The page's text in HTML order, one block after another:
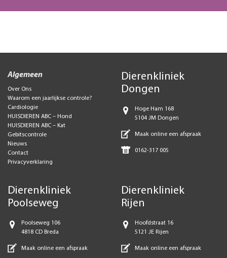
Algemeen
Over Ons
Waarom een jaarlijkse controle?
Cardiologie
HUISDIEREN ABC – Hond
HUISDIEREN ABC – Kat
Gebitscontrole
Nieuws
Contact
Privacyverklaring
Dierenkliniek
Dongen
Hoge Ham 168
5104 JM Dongen
Maak online een afspraak
0162-317 005
Dierenkliniek
Poolseweg
Poolseweg 106
4818 CD Breda
Maak online een afspraak
Dierenkliniek
Rijen
Hoofdstraat 16
5121 JE Rijen
Maak online een afspraak